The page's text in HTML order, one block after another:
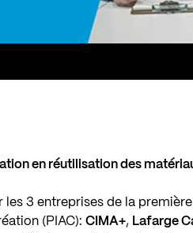
en réutilisation des
les 3 entreprises de la
(PIAC):CIMA+, Lafarge